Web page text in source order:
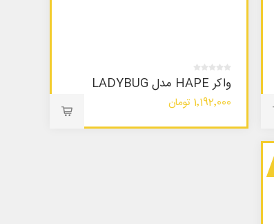
واکر HAPE مدل LADYBUG
1٬192٬000 تومان